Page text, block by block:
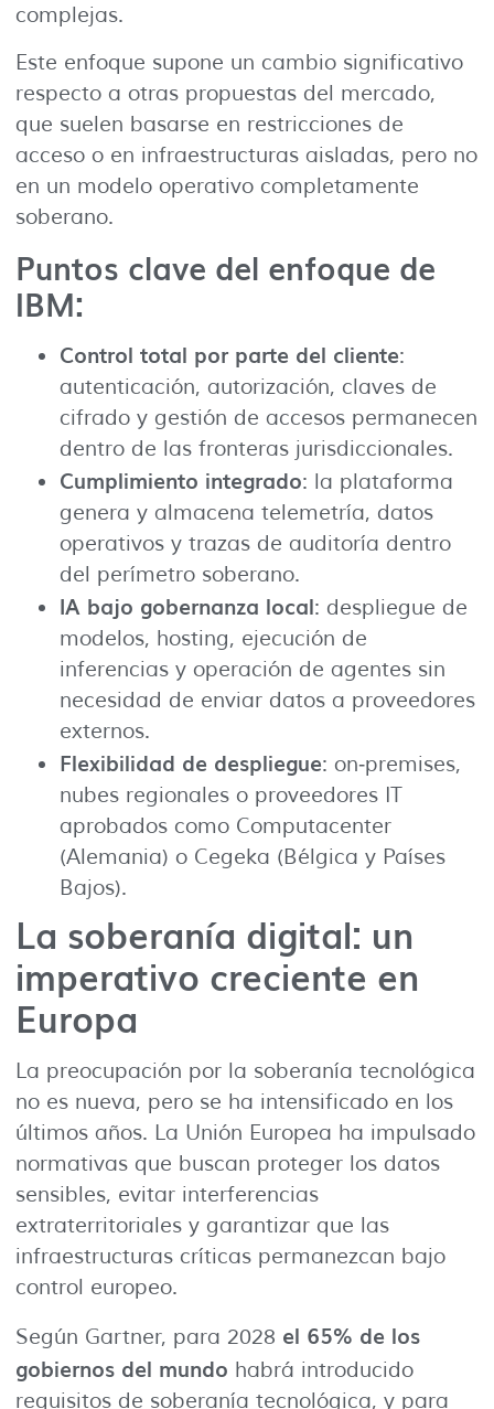
complejas.
Este enfoque supone un cambio significativo
respecto a otras propuestas del mercado,
que suelen basarse en restricciones de
acceso o en infraestructuras aisladas, pero no
en un modelo operativo completamente
soberano.
Puntos clave del enfoque de
IBM:
Control total por parte del cliente:
autenticación, autorización, claves de
cifrado y gestión de accesos permanecen
dentro de las fronteras jurisdiccionales.
Cumplimiento integrado: la plataforma
genera y almacena telemetría, datos
operativos y trazas de auditoría dentro
del perímetro soberano.
IA bajo gobernanza local: despliegue de
modelos, hosting, ejecución de
inferencias y operación de agentes sin
necesidad de enviar datos a proveedores
externos.
Flexibilidad de despliegue: on‑premises,
nubes regionales o proveedores IT
aprobados como Computacenter
(Alemania) o Cegeka (Bélgica y Países
Bajos).
La soberanía digital: un
imperativo creciente en
Europa
La preocupación por la soberanía tecnológica
no es nueva, pero se ha intensificado en los
últimos años. La Unión Europea ha impulsado
normativas que buscan proteger los datos
sensibles, evitar interferencias
extraterritoriales y garantizar que las
infraestructuras críticas permanezcan bajo
control europeo.
Según Gartner, para 2028 el 65% de los
gobiernos del mundo habrá introducido
requisitos de soberanía tecnológica, y para